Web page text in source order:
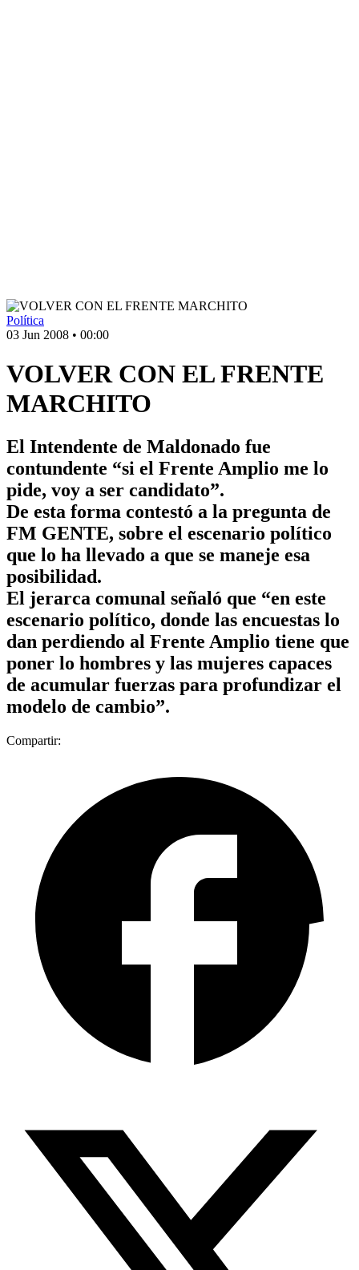
Política
03 Jun 2008 • 00:00
VOLVER CON EL FRENTE
MARCHITO
El Intendente de Maldonado fue
contundente “si el Frente Amplio me lo
pide, voy a ser candidato”.
De esta forma contestó a la pregunta de
FM GENTE, sobre el escenario político
que lo ha llevado a que se maneje esa
posibilidad.
El jerarca comunal señaló que “en este
escenario político, donde las encuestas lo
dan perdiendo al Frente Amplio tiene que
poner lo hombres y las mujeres capaces
de acumular fuerzas para profundizar el
modelo de cambio”.
Compartir: